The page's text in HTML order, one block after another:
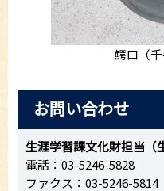
鰐口（千
お問い合わせ
生涯学習課文化財担当（
電話：03-5246-5828
ファクス：03-5246-5814